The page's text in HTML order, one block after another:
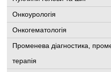
Онкоурологія
Онкогематологія
Променева діагностика,
терапія